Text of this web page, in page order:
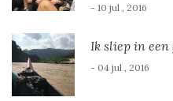
- 10 jul , 2016
Ik sliep in een
- 04 jul , 2016